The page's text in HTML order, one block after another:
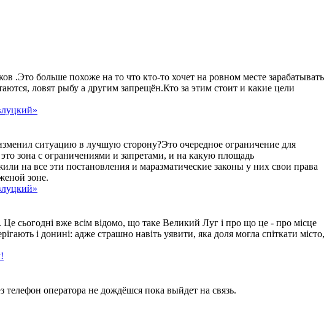
.Это больше похоже на то что кто-то хочет на ровном месте зарабатывать
ловят рыбу а другим запрещён.Кто за этим стоит и какие цели
ситуацию в лучшую сторону?Это очередное ограничение для
зона с ограничениями и запретами, и на какую площадь
на все эти постановления и маразматические законы у них свои права
зоне.
сьогодні вже всім відомо, що таке Великий Луг і про що це - про місце
і донині: адже страшно навіть уявити, яка доля могла спіткати місто,
оператора не дождёшся пока выйдет на связь.